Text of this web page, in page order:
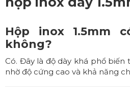
Hộp inox 1.5mm
không?
Có. Đây là độ dày khá phổ biến
nhờ độ cứng cao và khả năng